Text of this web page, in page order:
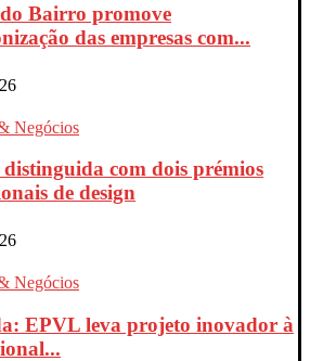
Bairro promove
das empresas com...
Negócios
distinguida com dois prémios
de design
Negócios
EPVL leva projeto inovador à